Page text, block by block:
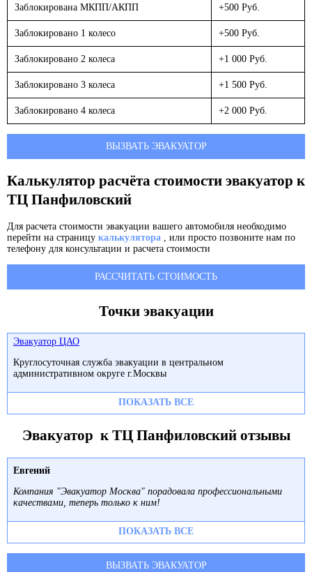
Заблокирована МКПП/АКПП +500 Руб.
Заблокировано 1 колесо +500 Руб.
Заблокировано 2 колеса +1 000 Руб.
Заблокировано 3 колеса +1 500 Руб.
Заблокировано 4 колеса +2 000 Руб.
ВЫЗВАТЬ ЭВАКУАТОР
Калькулятор расчёта стоимости эвакуатор к
ТЦ Панфиловский
Для расчета стоимости эвакуации вашего автомобиля необходимо
перейти на страницу калькулятора , или просто позвоните нам по
телефону для консультации и расчета стоимости
РАССЧИТАТЬ СТОИМОСТЬ
Точки эвакуации
Эвакуатор ЦАО
Круглосуточная служба эвакуации в центральном
административном округе г.Москвы
ПОКАЗАТЬ ВСЕ
Эвакуатор к ТЦ Панфиловский отзывы
Евгений
Компания "Эвакуатор Москва" порадовала профессиональными
качествами, теперь только к ним!
ПОКАЗАТЬ ВСЕ
ВЫЗВАТЬ ЭВАКУАТОР